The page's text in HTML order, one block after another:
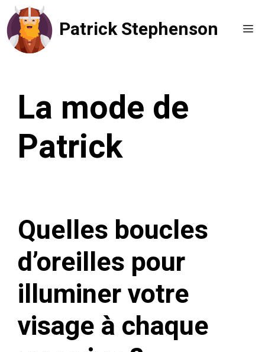
Aller
au
contenu
Patrick Stephenson
La mode de
Patrick
Quelles boucles
d’oreilles pour
illuminer votre
visage à chaque